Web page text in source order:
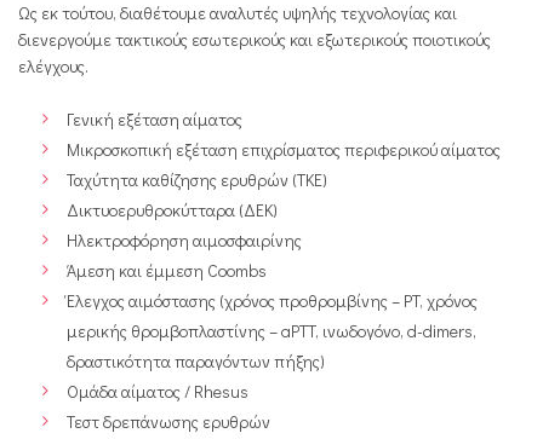
Ως εκ τούτου, διαθέτουμε αναλυτές υψηλής τεχνολογίας και
διενεργούμε τακτικούς εσωτερικούς και εξωτερικούς ποιοτικούς
ελέγχους.
Γενική εξέταση αίματος
Μικροσκοπική εξέταση επιχρίσματος περιφερικού αίματος
Ταχύτητα καθίζησης ερυθρών (ΤΚΕ)
Δικτυοερυθροκύτταρα (ΔΕΚ)
Ηλεκτροφόρηση αιμοσφαιρίνης
Άμεση και έμμεση Coombs
Έλεγχος αιμόστασης (χρόνος προθρομβίνης – PT, χρόνος
μερικής θρομβοπλαστίνης – aPTT, ινωδογόνο, d-dimers,
δραστικότητα παραγόντων πήξης)
Ομάδα αίματος / Rhesus
Τεστ δρεπάνωσης ερυθρών